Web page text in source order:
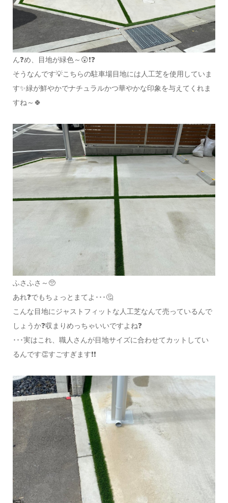
ん❓め、目地が緑色～😲❗❓
そうなんです💡こちらの駐車場目地には人工芝を使用していま
す✨緑が鮮やかでナチュラルかつ華やかな印象を与えてくれま
すね～🍀
ふさふさ～🥺
あれ❓でもちょっとまてよ･･･🤔
こんな目地にジャストフィットな人工芝なんて売っているんで
しょうか❓収まりめっちゃいいですよね❓
･･･実はこれ、職人さんが目地サイズに合わせてカットしてい
るんです👏すごすぎます❗❗